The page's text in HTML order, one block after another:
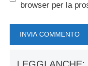
browser per la